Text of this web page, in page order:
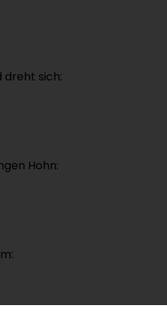
dreht sich:
Hohn: